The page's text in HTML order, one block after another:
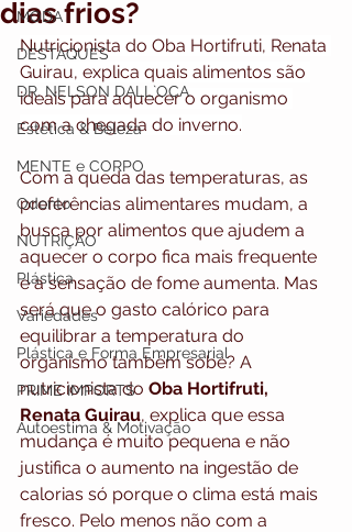
MODA
DESTAQUES
DR. NELSON DALL`OCA
Estética & Beleza
MENTE e CORPO
Odonto
NUTRIÇÃO
Plástica
Variedades
Plástica e Forma Empresarial
PRIME IMPORTS
Autoestima & Motivação
dias frios?
Nutricionista do Oba Hortifruti, Renata
Guirau, explica quais alimentos são
ideais para aquecer o organismo
com a chegada do inverno.
Com a queda das temperaturas, as
preferências alimentares mudam, a
busca por alimentos que ajudem a
aquecer o corpo fica mais frequente
e a sensação de fome aumenta. Mas
será que o gasto calórico para
equilibrar a temperatura do
organismo também sobe? A
nutricionista do Oba Hortifruti,
Renata Guirau, explica que essa
mudança é muito pequena e não
justifica o aumento na ingestão de
calorias só porque o clima está mais
fresco. Pelo menos não com a